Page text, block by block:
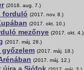
(2018. aug. 7.)
forduló (2017. nov. 8.)
(2017. okt. 10.)
mezőnye (2017. okt. 4.)
(2017. máj. 28.)
(2017. máj. 18.)
(2017. máj. 12.)